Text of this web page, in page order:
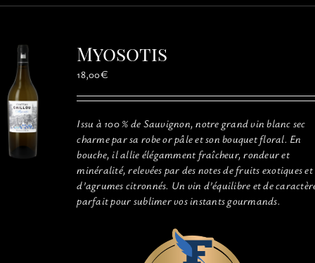
plusieurs
choisies
la
page
du
produit
Myosotis
18,00€
Issu à 100 % de Sauvignon, notre grand vin blanc sec
charme par sa robe or pâle et son bouquet floral. En
bouche, il allie élégamment fraîcheur, rondeur et
minéralité, relevées par des notes de fruits exotiques et
d’agrumes citronnés. Un vin d’équilibre et de
parfait pour sublimer vos instants gourmands.